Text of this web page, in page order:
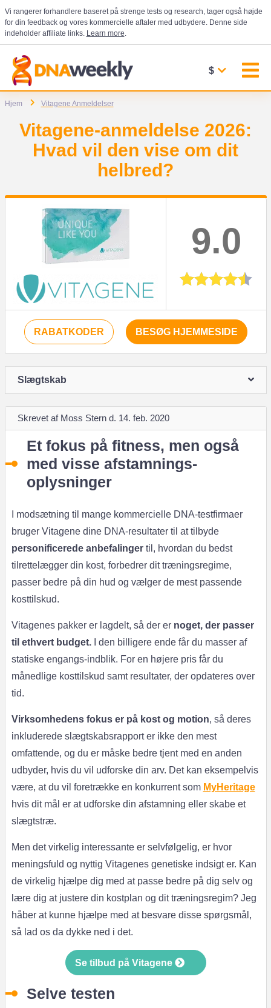
Vi rangerer forhandlere baseret på strenge tests og research, tager også højde
for din feedback og vores kommercielle aftaler med udbydere. Denne side
indeholder affiliate links. Learn more.
$
Hjem Vitagene Anmeldelser
Vitagene-anmeldelse 2026:
Hvad vil den vise om dit
helbred?
9.0
RABATKODER BESØG HJEMMESIDE
Slægtskab
Skrevet af Moss Stern d. 14. feb. 2020
Et fokus på fitness, men også
med visse afstamnings-
oplysninger
I modsætning til mange kommercielle DNA-testfirmaer
bruger Vitagene dine DNA-resultater til at tilbyde
personificerede anbefalingertil, hvordan du bedst
tilrettelægger din kost, forbedrer dit træningsregime,
passer bedre på din hud og vælger de mest passende
kosttilskud.
Vitagenes pakker er lagdelt, så der er noget, der passer
til ethvert budget.I den billigere ende får du masser af
statiske engangs-indblik. For en højere pris får du
månedlige kosttilskud samt resultater, der opdateres over
tid.
Virksomhedens fokus er på kost og motion, så deres
inkluderede slægtskabsrapport er ikke den mest
omfattende, og du er måske bedre tjent med en anden
udbyder, hvis du vil udforske din arv. Det kan eksempelvis
være, at du vil foretrække en konkurrent som MyHeritage
hvis dit mål er at udforske din afstamning eller skabe et
slægtstræ.
Men det virkelig interessante er selvfølgelig, er hvor
meningsfuld og nyttig Vitagenes genetiske indsigt er. Kan
de virkelig hjælpe dig med at passe bedre på dig selv og
lære dig at justere din kostplan og dit træningsregim? Jeg
håber at kunne hjælpe med at besvare disse spørgsmål,
så lad os da dykke ned i det.
Se tilbud på Vitagene
Selve testen